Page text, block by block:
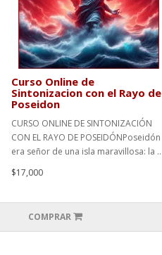
Curso Online de
Sintonizacion con el Rayo de
Poseidon
CURSO ONLINE DE SINTONIZACIÓN
CON EL RAYO DE POSEIDÓNPoseidón
era señor de una isla maravillosa: la ..
$17,000
COMPRAR